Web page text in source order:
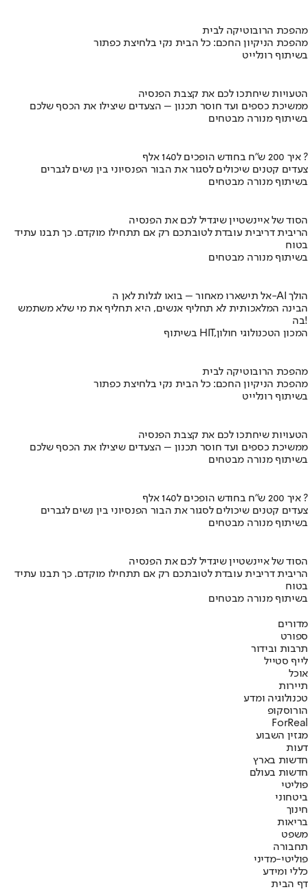
מהפכת הרובוטיקה לבית
מהפכת הניקיון החכם: כל הבית נקי בלחיצת כפתור
בשיתוף רונלייט
הטעויות שיחתכו לכם את קצבת הפנסיה
ממשיכת כספים ועד חוסר תכנון – הצעדים שיצילו את הכסף שלכם
בשיתוף מנורה מבטחים
איך 200 ש"ח בחודש הופכים ל140 אלף ?
צעדים קטנים שיכולים לסגור את הבור הפנסיוני בין נשים לגברים
בשיתוף מנורה מבטחים
הסוד של איינשטיין שיגדיל לכם את הפנסיה
הריבית דריבית עובדת לטובתכם רק אם תתחילו מוקדם. כך תבנו עתיד
בטוח
בשיתוף מנורה מבטחים
אל תישארו מאחור – בואו לגלות לאן ה-AI הולך
הבינה המלאכותית לא תחליף אנשים, היא תחליף את מי שלא משתמש
בה!
בשיתוף HIT,המכון הטכנולוגי חולון
מהפכת הרובוטיקה לבית
מהפכת הניקיון החכם: כל הבית נקי בלחיצת כפתור
בשיתוף רונלייט
הטעויות שיחתכו לכם את קצבת הפנסיה
ממשיכת כספים ועד חוסר תכנון – הצעדים שיצילו את הכסף שלכם
בשיתוף מנורה מבטחים
איך 200 ש"ח בחודש הופכים ל140 אלף ?
צעדים קטנים שיכולים לסגור את הבור הפנסיוני בין נשים לגברים
בשיתוף מנורה מבטחים
הסוד של איינשטיין שיגדיל לכם את הפנסיה
הריבית דריבית עובדת לטובתכם רק אם תתחילו מוקדם. כך תבנו עתיד
בטוח
בשיתוף מנורה מבטחים
מדורים
ספורט
תרבות ובידור
לייף סטייל
אוכל
תיירות
טכנולוגיה ומדע
הורוסקופ
ForReal
מגזין השבוע
דעות
חדשות בארץ
חדשות בעולם
פוליטי
ביטחוני
חינוך
בריאות
משפט
תחבורה
פוליטי-מדיני
כללי ומידע
דף הבית